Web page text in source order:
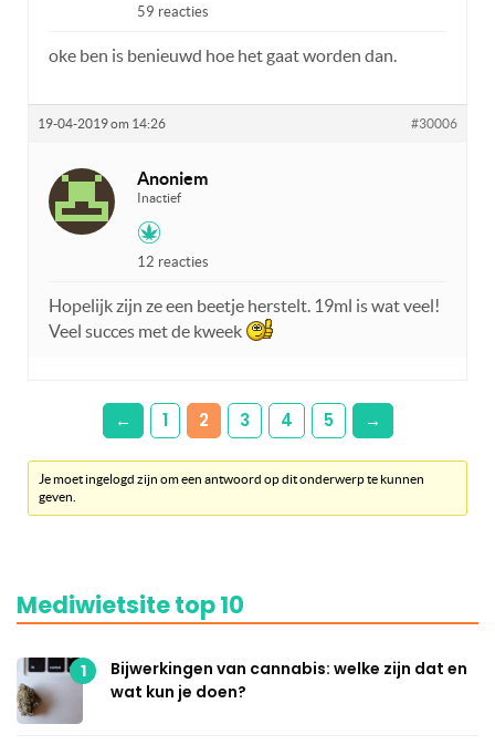
59 reacties
oke ben is benieuwd hoe het gaat worden dan.
19-04-2019 om 14:26 #30006
Anoniem
Inactief
12 reacties
Hopelijk zijn ze een beetje herstelt. 19ml is wat veel!
Veel succes met de kweek
← 1 2 3 4 5 →
Je moet ingelogd zijn om een antwoord op dit onderwerp te kunnen
geven.
Mediwietsite top 10
1
Bijwerkingen van cannabis: welke zijn dat en
wat kun je doen?